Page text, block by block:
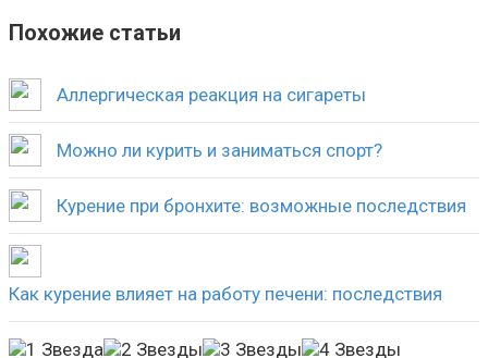
Похожие статьи
Аллергическая реакция на сигареты
Можно ли курить и заниматься спорт?
Курение при бронхите: возможные последствия
Как курение влияет на работу печени: последствия